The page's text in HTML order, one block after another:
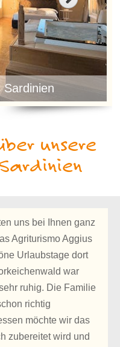
Sardinien
unsere
uns bei Ihnen ganz
Agriturismo Aggius
Urlaubstage dort
war
ruhig. Die Familie
richtig
möchte wir das
zubereitet wird und